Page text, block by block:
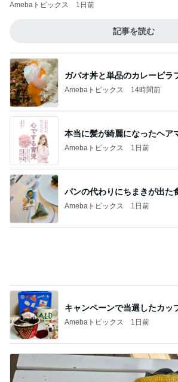
Amebaトピックス 1日前
記事を読む
ガパオ丼と単品のカレーピラ
Amebaトピックス 14時間前
本当に髪が綺麗になったヘア
Amebaトピックス 1日前
パンの代わりにちまきが出た
Amebaトピックス 1日前
キャンペーンで当選したカッ
Amebaトピックス 1日前